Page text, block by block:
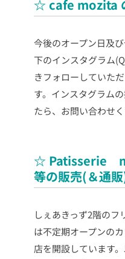
☆ cafe mozita
今後のオープン日及
下のインスタグラム
きフォローしていた
す。インスタグラム
たら、お問い合わせく
☆ Patisserie
等の販売(＆通販
しぇあきっず2階の
は不定期オープンの
店を開設しています